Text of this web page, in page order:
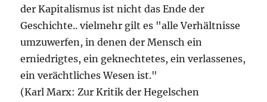
der Kapitalismus ist nicht das Ende der
Geschichte.. vielmehr gilt es "alle Verhältnisse
umzuwerfen, in denen der Mensch ein
erniedrigtes, ein geknechtetes, ein verlassenes,
ein verächtliches Wesen ist."
(Karl Marx: Zur Kritik der Hegelschen